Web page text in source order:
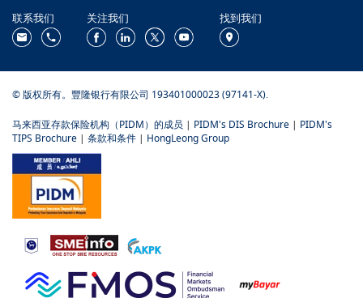
联系我们
关注我们 找到我们
© 版权所有。豐隆银行有限公司 193401000023 (97141-X).
马来西亚存款保险机构（PIDM）的成员 | PIDM's DIS Brochure | PIDM's
TIPS Brochure | 条款和条件 | HongLeong Group